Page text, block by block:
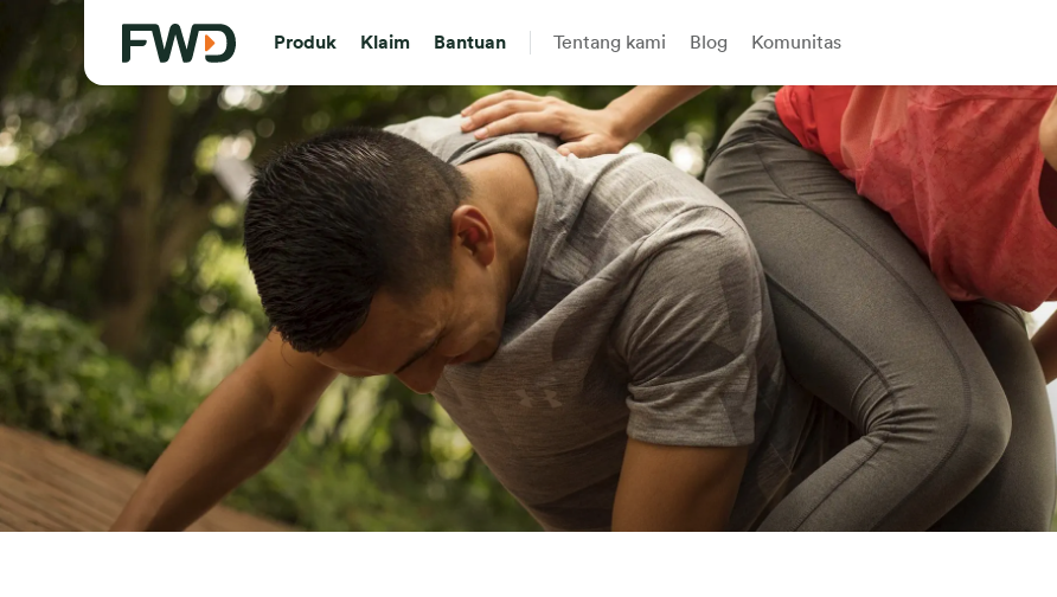
Produk Klaim Bantuan Tentang kami Blog Komunitas